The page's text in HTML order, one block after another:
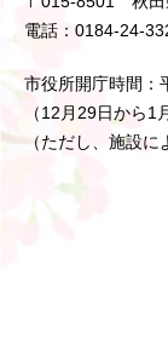
電話：0184-24-
市役所開庁時間：
（12月29日から1
（ただし、施設に